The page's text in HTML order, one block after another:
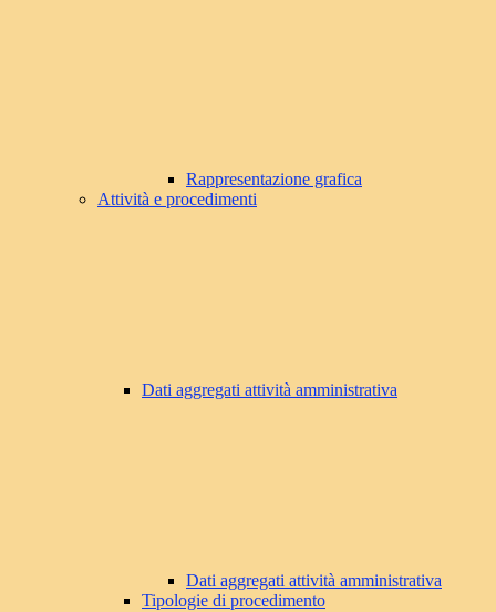
Rappresentazione grafica
Attività e procedimenti
Dati aggregati attività amministrativa
Dati aggregati attività amministrativa
Tipologie di procedimento